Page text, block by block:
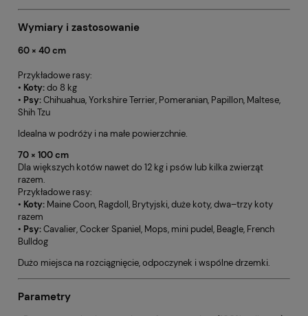
Wymiary i zastosowanie
60 × 40 cm
Przykładowe rasy:
• Koty:do 8 kg
• Psy:Chihuahua, Yorkshire Terrier, Pomeranian, Papillon, Maltese,
Shih Tzu
Idealna w podróży i na małe powierzchnie.
70 × 100 cm
Dla większych kotów nawet do 12 kg i psów lub kilka zwierząt
razem.
Przykładowe rasy:
• Koty: Maine Coon, Ragdoll, Brytyjski, duże koty, dwa–trzy koty
razem
• Psy:Cavalier, Cocker Spaniel, Mops, mini pudel, Beagle, French
Bulldog
Dużo miejsca na rozciągnięcie, odpoczynek i wspólne drzemki.
Parametry